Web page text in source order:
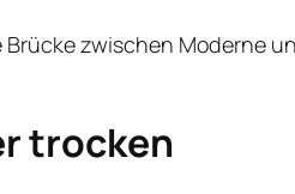
zwischen Moderne
trocken